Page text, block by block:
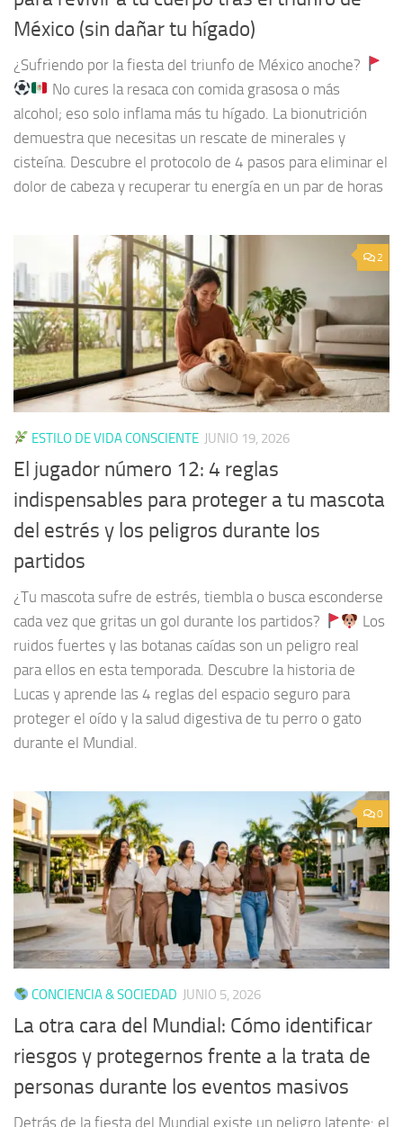
México (sin dañar tu hígado)
¿Sufriendo por la fiesta del triunfo de México anoche?
No cures la resaca con comida grasosa o más
alcohol; eso solo inflama más tu hígado. La bionutrición
demuestra que necesitas un rescate de minerales y
cisteína. Descubre el protocolo de 4 pasos para eliminar el
dolor de cabeza y recuperar tu energía en un par de horas
2
ESTILO DE VIDA CONSCIENTE JUNIO 19, 2026
El jugador número 12: 4 reglas
indispensables para proteger a tu mascota
del estrés y los peligros durante los
partidos
¿Tu mascota sufre de estrés, tiembla o busca esconderse
cada vez que gritas un gol durante los partidos?
Los
ruidos fuertes y las botanas caídas son un peligro real
para ellos en esta temporada. Descubre la historia de
Lucas y aprende las 4 reglas del espacio seguro para
proteger el oído y la salud digestiva de tu perro o gato
durante el Mundial.
0
CONCIENCIA & SOCIEDAD JUNIO 5, 2026
La otra cara del Mundial: Cómo identificar
riesgos y protegernos frente a la trata de
personas durante los eventos masivos
Detrás de la fiesta del Mundial existe un peligro latente: el